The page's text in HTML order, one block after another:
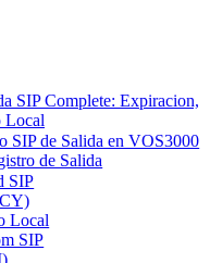
SIP Complete: Expiracion,
Local
SIP de Salida en VOS3000
de Salida
SIP
Local
SIP